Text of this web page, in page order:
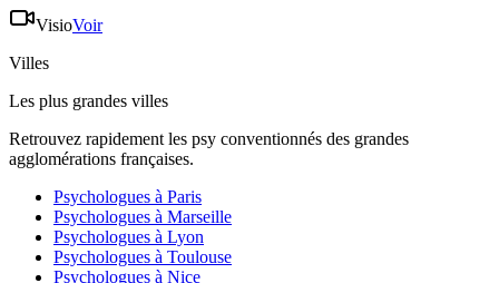
VisioVoir
Villes
Les plus grandes villes
Retrouvez rapidement les psy conventionnés des grandes
agglomérations françaises.
Psychologues à Paris
Psychologues à Marseille
Psychologues à Lyon
Psychologues à Toulouse
Psychologues à Nice